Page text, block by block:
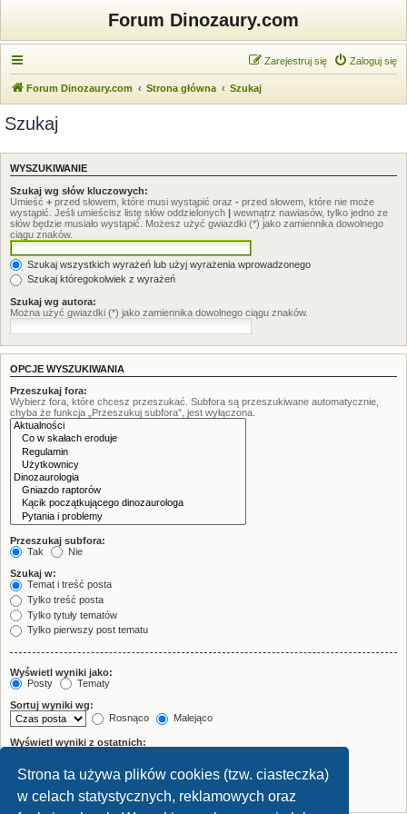
Strona ta używa plików cookies (tzw. ciasteczka)
w celach statystycznych, reklamowych oraz
Forum Dinozaury.com
Zaloguj się
Zarejestruj się
Forum Dinozaury.com Strona główna Szukaj
Szukaj
WYSZUKIWANIE
Szukaj wg słów kluczowych:
Umieść + przed słowem, które musi wystąpić oraz - przed słowem, które nie może
wystąpić. Jeśli umieścisz listę słów oddzielonych | wewnątrz nawiasów, tylko jedno ze
słów będzie musiało wystąpić. Możesz użyć gwiazdki (*) jako zamiennika dowolnego
ciągu znaków.
Szukaj wszystkich wyrażeń lub użyj wyrażenia wprowadzonego
Szukaj któregokolwiek z wyrażeń
Szukaj wg autora:
Można użyć gwiazdki (*) jako zamiennika dowolnego ciągu znaków.
OPCJE WYSZUKIWANIA
Przeszukaj fora:
Wybierz fora, które chcesz przeszukać. Subfora są przeszukiwane automatycznie,
chyba że funkcja „Przeszukuj subfora”, jest wyłączona.
Przeszukaj subfora:
Tak
Nie
Szukaj w:
Temat i treść posta
Tylko treść posta
Tylko tytuły tematów
Tylko pierwszy post tematu
Wyświetl wyniki jako:
Posty
Tematy
Sortuj wyniki wg:
Rosnąco
Malejąco
Wyświetl wyniki z ostatnich:
Wyświetl pierwsze:
znaków w poście